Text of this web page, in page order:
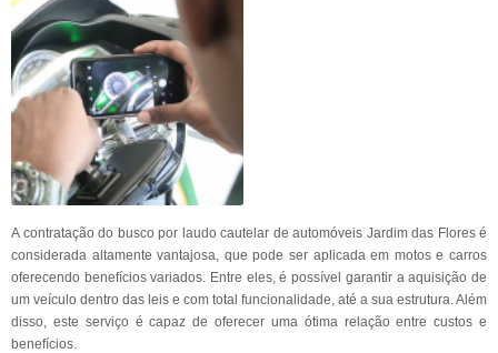
A contratação do busco por laudo cautelar de automóveis Jardim das Flores é
considerada altamente vantajosa, que pode ser aplicada em motos e carros
oferecendo benefícios variados. Entre eles, é possível garantir a aquisição de
um veículo dentro das leis e com total funcionalidade, até a sua estrutura. Além
disso, este serviço é capaz de oferecer uma ótima relação entre custos e
benefícios.